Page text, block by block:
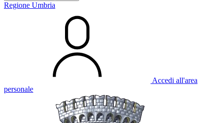
Regione Umbria
Accedi all'area
personale